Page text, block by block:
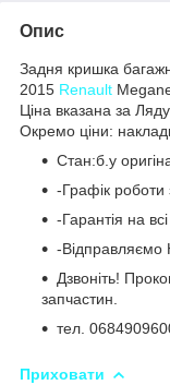
Опис
Задня кришка
2015 Renault
Ціна вказана за
Окремо ціни:
Стан:б.у
-Графік
-Гарантія на
-Відправляємо
Дзвоніть!
запчастин.
тел.
Приховати